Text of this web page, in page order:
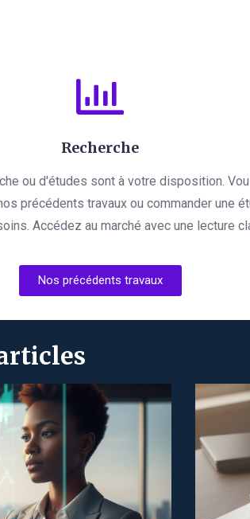
Recherche
ou d'études sont à votre disposition.
précédents travaux ou commander une
Accédez au marché avec une lecture
Nos précédents travaux